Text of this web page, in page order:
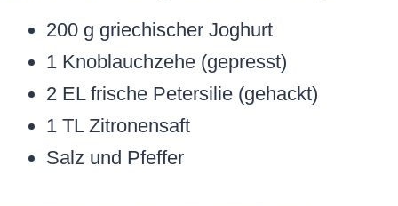
200 g griechischer Joghurt
1 Knoblauchzehe (gepresst)
2 EL frische Petersilie (gehackt)
1 TL Zitronensaft
Salz und Pfeffer